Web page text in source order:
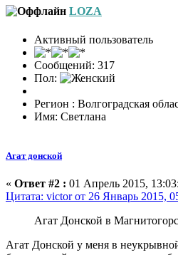
LOZA
Активный пользователь
Сообщений: 317
Пол:
Регион : Волгоградская
Имя: Светлана
Агат донской
« Ответ #2 : 01 Апрель 2015,
Цитата: victor от 26 Январь 2015,
Агат Донской в
Агат Донской у меня в